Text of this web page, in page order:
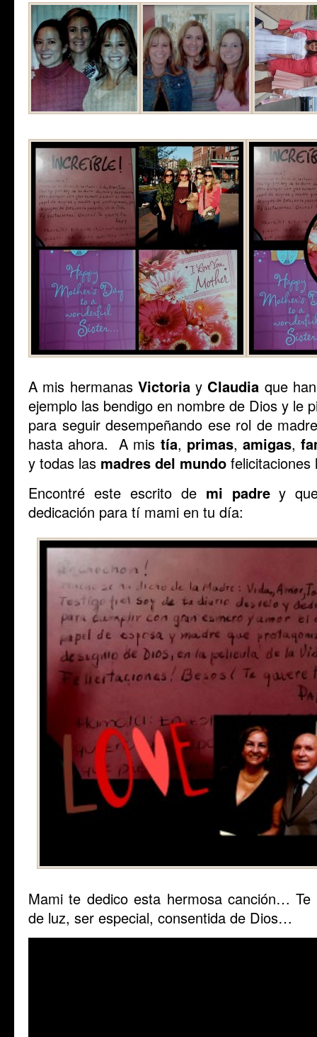
A mis hermanas Victoriay Claudia que
ejemplo las bendigo en nombre de Dios y le
para seguir desempeñando ese rol de
hasta ahora. A mis tía, primas,amigas,
y todas las madres del mundo
Encontré este escrito demi padrey
dedicación para tí mami en tu día:
Mami te dedico esta hermosa canción…
de luz, ser especial, consentida de Dios…